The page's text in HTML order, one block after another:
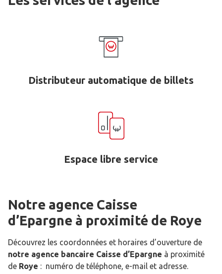
Distributeur automatique de billets
Espace libre service
Notre agence Caisse
d’Epargne à proximité de Roye
Découvrez les coordonnées et horaires d’ouverture de
notre agence bancaire Caisse d’Epargne à proximité
de Roye : numéro de téléphone, e-mail et adresse.